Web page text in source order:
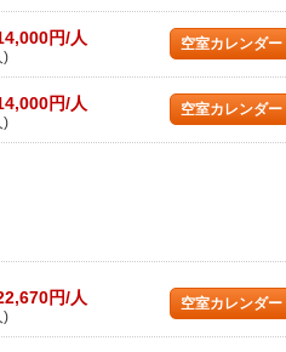
円/人
)
空室カレンダー
円/人
)
空室カレンダー
円/人
)
空室カレンダー